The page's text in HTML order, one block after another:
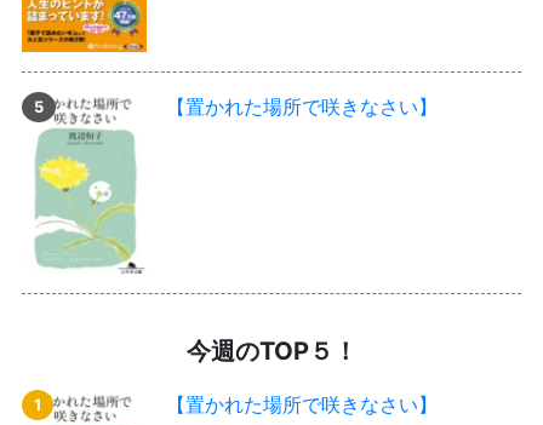
【置かれた場所で咲きなさい】
今週のTOP５！
【置かれた場所で咲きなさい】